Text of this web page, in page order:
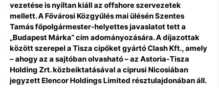
vezetése is nyíltan kiáll az offshore szervezetek
mellett. A Fővárosi Közgyűlés mai ülésén Szentes
Tamás főpolgármester-helyettes javaslatot tett a
„Budapest Márka” cím adományozására. A díjazottak
között szerepel a Tisza cipőket gyártó Clash Kft., amely
– ahogy az a sajtóban olvasható – az Astoria-Tisza
Holding Zrt. közbeiktatásával a ciprusi Nicosiában
jegyzett Elencor Holdings Limited résztulajdonában áll.